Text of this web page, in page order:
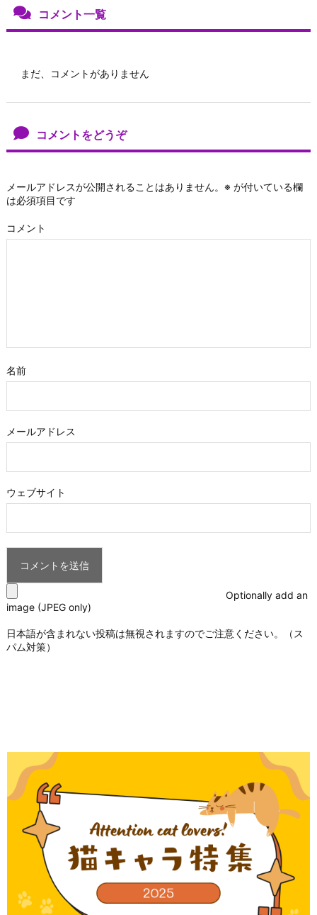
コメント一覧
まだ、コメントがありません
コメントをどうぞ
メールアドレスが公開されることはありません。 ※ が付いている欄
は必須項目です
コメント
名前
メールアドレス
ウェブサイト
Optionally add an
image (JPEG only)
日本語が含まれない投稿は無視されますのでご注意ください。（ス
パム対策）